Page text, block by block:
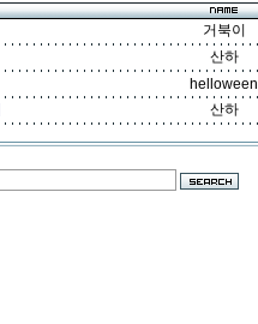
거북이
산하
helloween
산하